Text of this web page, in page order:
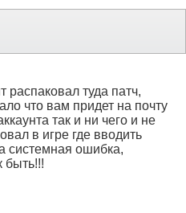
туда патч,
что вам придет на почту
так и ни чего и не
в игре где вводить
системная ошибка,
быть!!!